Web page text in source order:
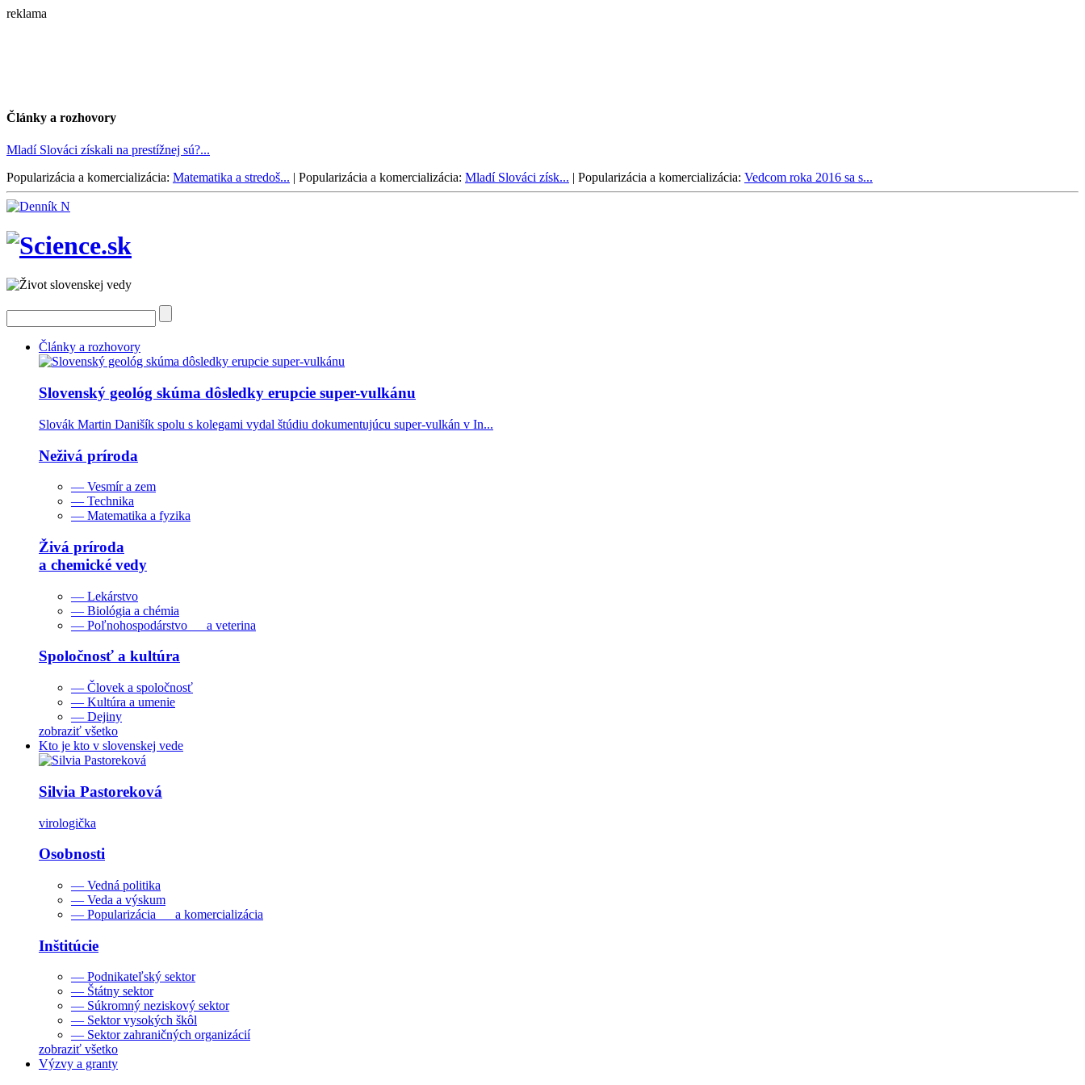
reklama
Články a rozhovory
Mladí Slováci získali na prestížnej sú?...
Popularizácia a komercializácia: Matematika a stredoš... | Popularizácia a komercializácia: Mladí Slováci získ... | Popularizácia a komercializácia: Vedcom roka 2016 sa s...
Články a rozhovory
Slovenský geológ skúma dôsledky erupcie super-vulkánu
Slovák Martin Danišík spolu s kolegami vydal štúdiu dokumentujúcu super-vulkán v In...
Neživá príroda
— Vesmír a zem
— Technika
— Matematika a fyzika
Živá príroda
a chemické vedy
— Lekárstvo
— Biológia a chémia
— Poľnohospodárstvo a veterina
Spoločnosť a kultúra
— Človek a spoločnosť
— Kultúra a umenie
— Dejiny
zobraziť všetko
Kto je kto v slovenskej vede
Silvia Pastoreková
virologička
Osobnosti
— Vedná politika
— Veda a výskum
— Popularizácia a komercializácia
Inštitúcie
— Podnikateľský sektor
— Štátny sektor
— Súkromný neziskový sektor
— Sektor vysokých škôl
— Sektor zahraničných organizácií
zobraziť všetko
Výzvy a granty